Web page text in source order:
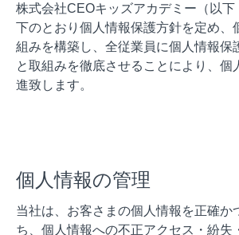
株式会社CEOキッズアカデミー（以下
下のとおり個人情報保護方針を定め、
組みを構築し、全従業員に個人情報保
と取組みを徹底させることにより、個
進致します。
個人情報の管理
当社は、お客さまの個人情報を正確か
ち、個人情報への不正アクセス・紛失